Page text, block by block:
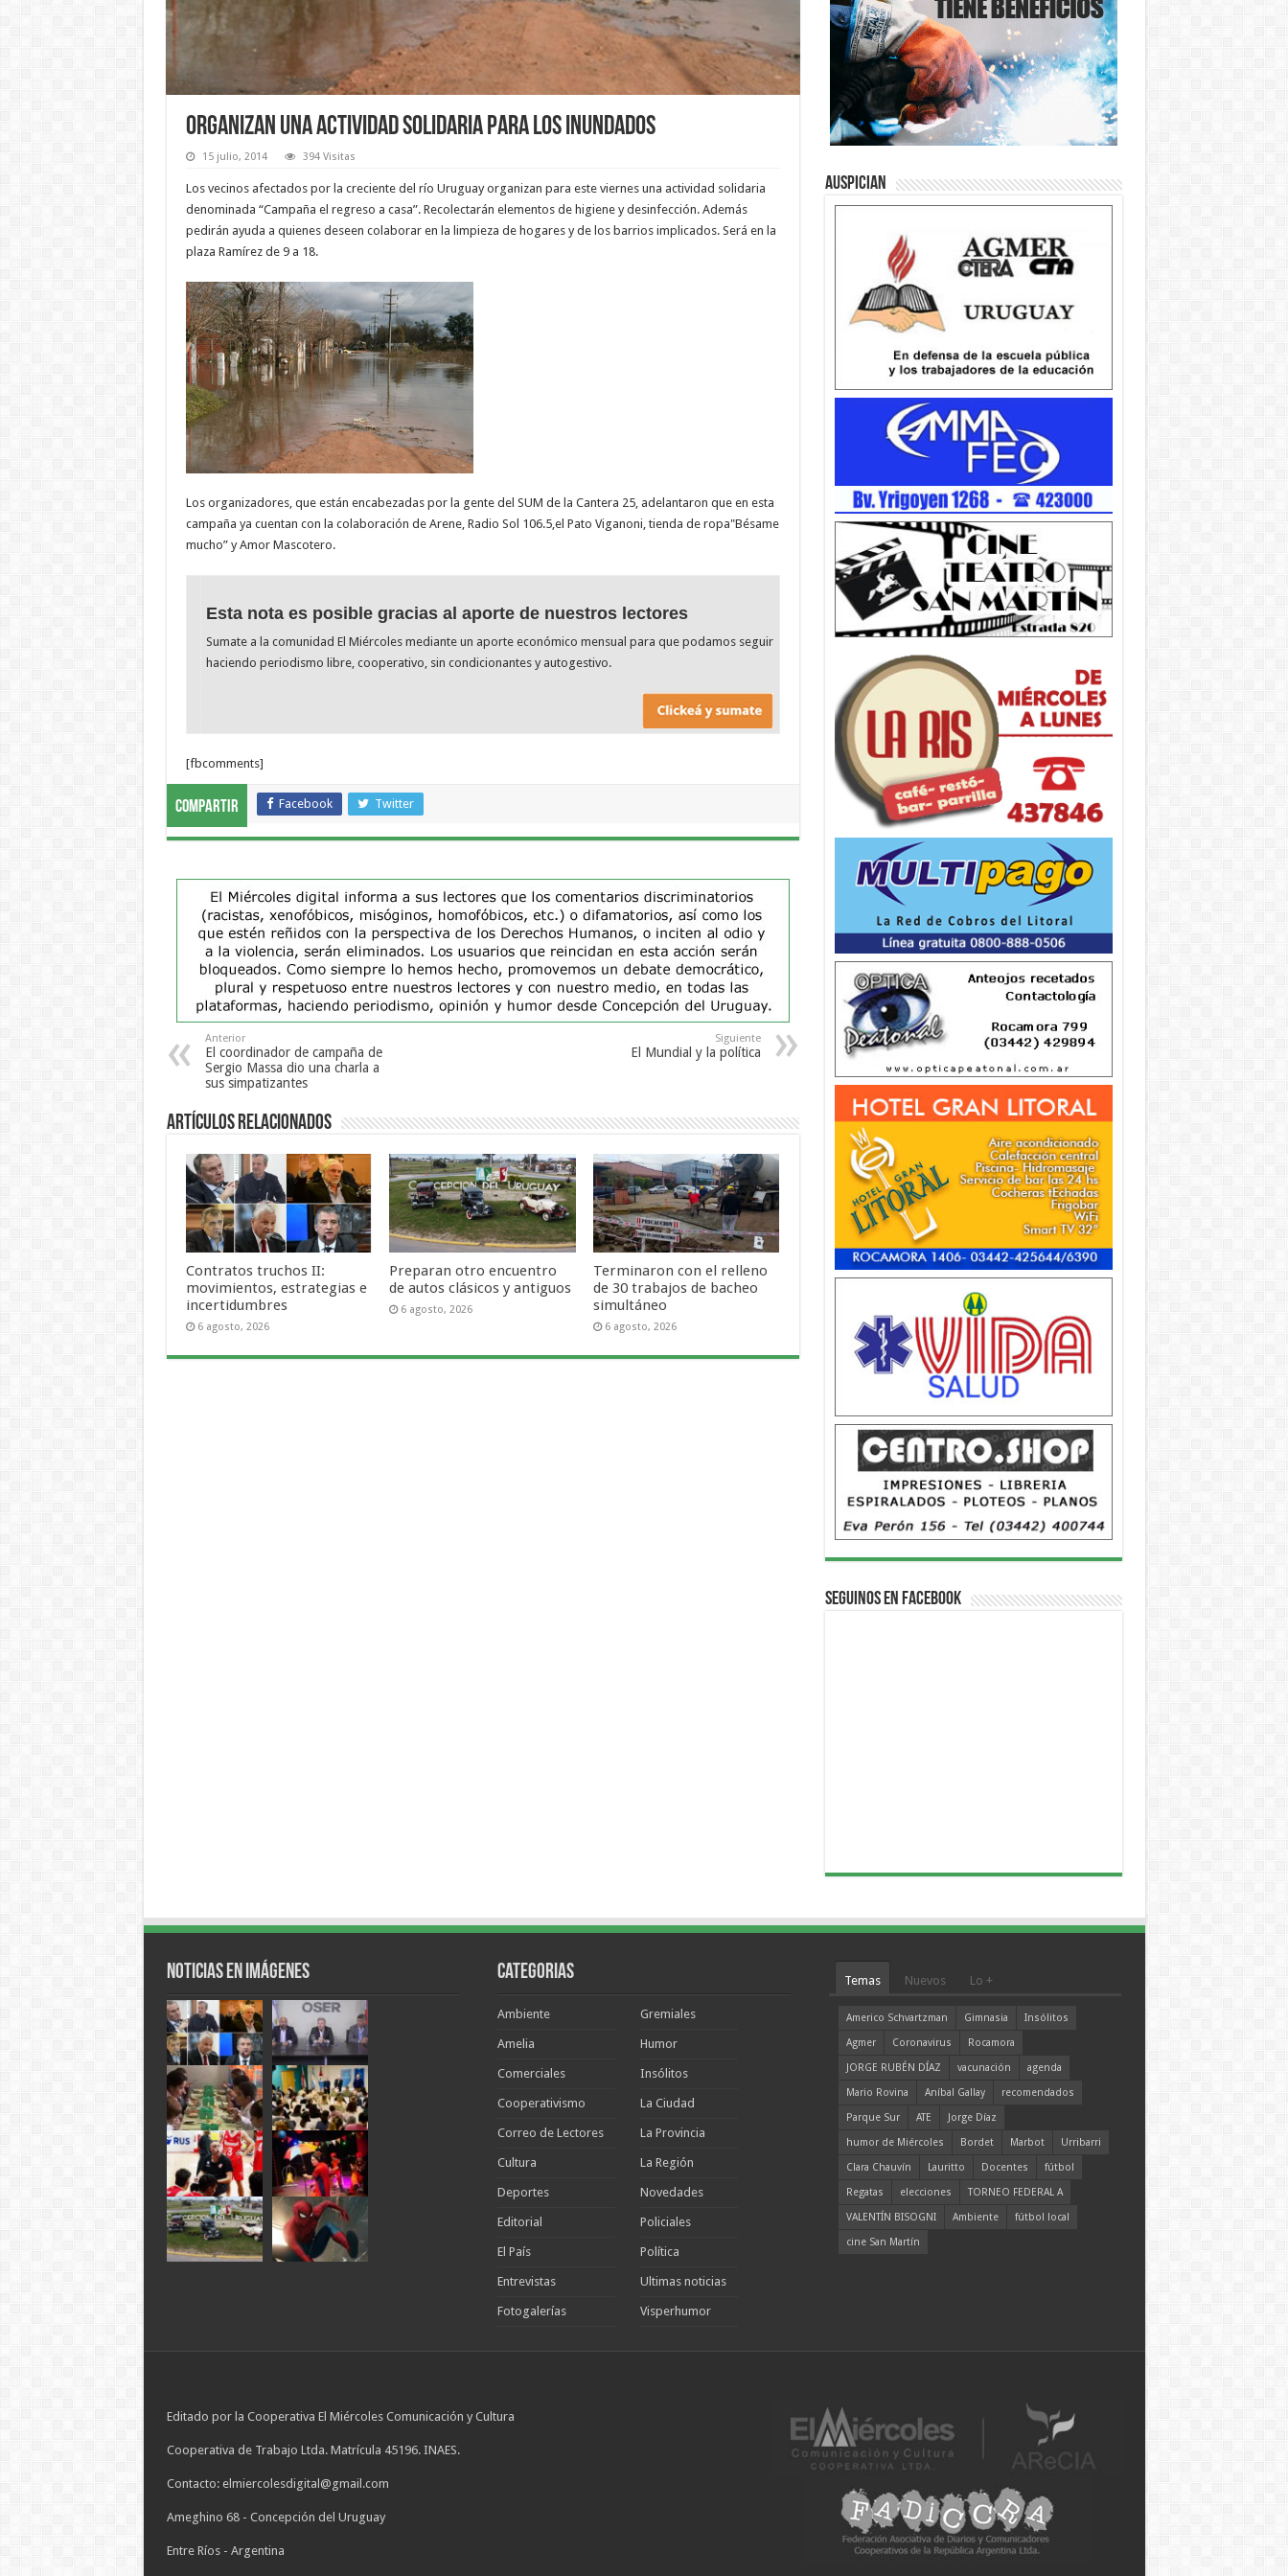
Organizan una actividad solidaria para los inundados
15 julio, 2014 394 Visitas
Los vecinos afectados por la creciente del río Uruguay organizan para este viernes una actividad solidaria
denominada “Campaña el regreso a casa”. Recolectarán elementos de higiene y desinfección. Además
pedirán ayuda a quienes deseen colaborar en la limpieza de hogares y de los barrios implicados. Será en la
plaza Ramírez de 9 a 18.
Los organizadores, que están encabezadas por la gente del SUM de la Cantera 25, adelantaron que en esta
campaña ya cuentan con la colaboración de Arene, Radio Sol 106.5,el Pato Viganoni, tienda de ropa"Bésame
mucho” y Amor Mascotero.
Esta nota es posible gracias al aporte de nuestros lectores
Sumate a la comunidad El Miércoles mediante un aporte económico mensual para que podamos seguir
haciendo periodismo libre, cooperativo, sin condicionantes y autogestivo.
[fbcomments]
Compartir Facebook Twitter
Anterior
El coordinador de campaña de
Sergio Massa dio una charla a
sus simpatizantes
Siguiente
El Mundial y la política
Artículos Relacionados
Contratos truchos II:
movimientos, estrategias e
incertidumbres
6 agosto, 2026
Preparan otro encuentro
de autos clásicos y antiguos
6 agosto, 2026
Terminaron con el relleno
de 30 trabajos de bacheo
simultáneo
6 agosto, 2026
Auspician
Seguinos en Facebook
Noticias en Imágenes Categorias
Ambiente
Amelia
Comerciales
Cooperativismo
Correo de Lectores
Cultura
Deportes
Editorial
El País
Entrevistas
Fotogalerías
Gremiales
Humor
Insólitos
La Ciudad
La Provincia
La Región
Novedades
Policiales
Política
Ultimas noticias
Visperhumor
Temas Nuevos Lo +
Americo Schvartzman Gimnasia
Insólitos
Agmer
Coronavirus
Rocamora
JORGE RUBÉN DÍAZ
vacunación
agenda
Mario Rovina
Aníbal Gallay
recomendados
Parque Sur
ATE
Jorge Díaz
humor de Miércoles
Bordet Marbot
Urribarri
Clara Chauvín
Lauritto Docentes
fútbol
Regatas
elecciones
TORNEO FEDERAL A
VALENTÍN BISOGNI
Ambiente
fútbol local
cine San Martín
Editado por la Cooperativa El Miércoles Comunicación y Cultura
Cooperativa de Trabajo Ltda. Matrícula 45196. INAES.
Contacto: elmiercolesdigital@gmail.com
Ameghino 68 - Concepción del Uruguay
Entre Ríos - Argentina